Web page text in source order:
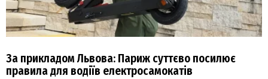
За прикладом Львова: Париж суттєво посилює
правила для водіїв електросамокатів